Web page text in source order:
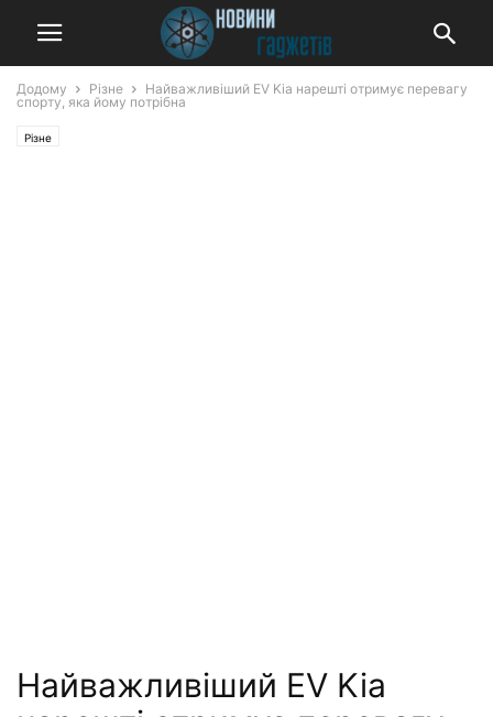
Додому Різне
Найважливіший EV Kia нарешті отримує перевагу
спорту, яка йому потрібна
Різне
Найважливіший EV Kia